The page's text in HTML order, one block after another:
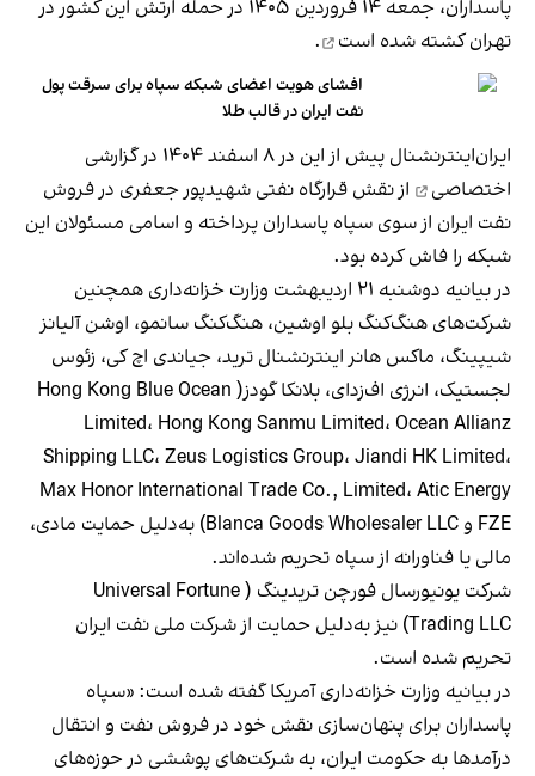
پاسداران، جمعه ۱۴ فروردین ‍۱۴۰۵ در حمله ارتش این کشور در
تهرانکشته شده است .
افشای هویت اعضای شبکه سپاه برای سرقت پول
نفت ایران در قالب طلا
ایران‌اینترنشنال پیش از این در ۸ اسفند ۱۴۰۴ در
گزارشی
اختصاصی
از نقش قرارگاه نفتی شهیدپور جعفری در فروش
نفت ایران از سوی سپاه پاسداران پرداخته و اسامی مسئولان این
شبکه را فاش کرده بود.
در بیانیه دوشنبه ۲۱ اردیبهشت وزارت خزانه‌داری همچنین
شرکت‌های هنگ‌کنگ بلو اوشین، هنگ‌کنگ سانمو، اوشن آلیانز
شیپینگ، ماکس هانر اینترنشنال ترید، جیاندی اچ کی، زئوس
لجستیک، انرژی اف‌زد‌ای، بلانکا گودز( Hong Kong Blue Ocean
Limited، Hong Kong Sanmu Limited، Ocean Allianz
Shipping LLC، Zeus Logistics Group، Jiandi HK Limited،
Max Honor International Trade Co., Limited، Atic Energy
FZE و Blanca Goods Wholesaler LLC) به‌دلیل حمایت مادی،
مالی یا فناورانه از سپاه تحریم شده‌اند.
شرکت یونیورسال فورچن تریدینگ ( Universal Fortune
Trading LLC) نیز به‌دلیل حمایت از شرکت ملی نفت ایران
تحریم شده است.
در بیانیه وزارت خزانه‌داری آمریکا گفته شده است: «سپاه
پاسداران برای پنهان‌سازی نقش خود در فروش نفت و انتقال
درآمدها به حکومت ایران، به شرکت‌های پوششی در حوزه‌های